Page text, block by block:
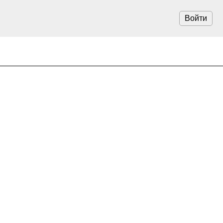
Войти